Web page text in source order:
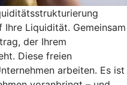
Liquidität. Gemeinsam
der Ihrem
Diese freien
arbeiten. Es ist